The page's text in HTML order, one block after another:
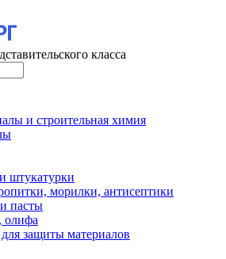
класса
и строительная химия
штукатурки
морилки, антисептики
пасты
олифа
защиты материалов